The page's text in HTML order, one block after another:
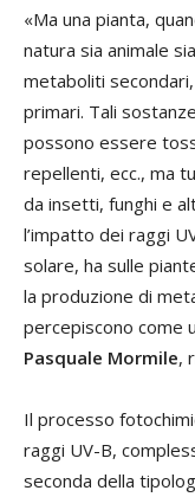
«Ma una pianta,
natura sia animale
metaboliti
primari. Tali
possono essere
repellenti, ecc., ma
da insetti, funghi e
l’impatto dei raggi
solare, ha sulle
la produzione di
percepiscono come
Pasquale Mormile,
Il processo
raggi UV-B,
seconda della